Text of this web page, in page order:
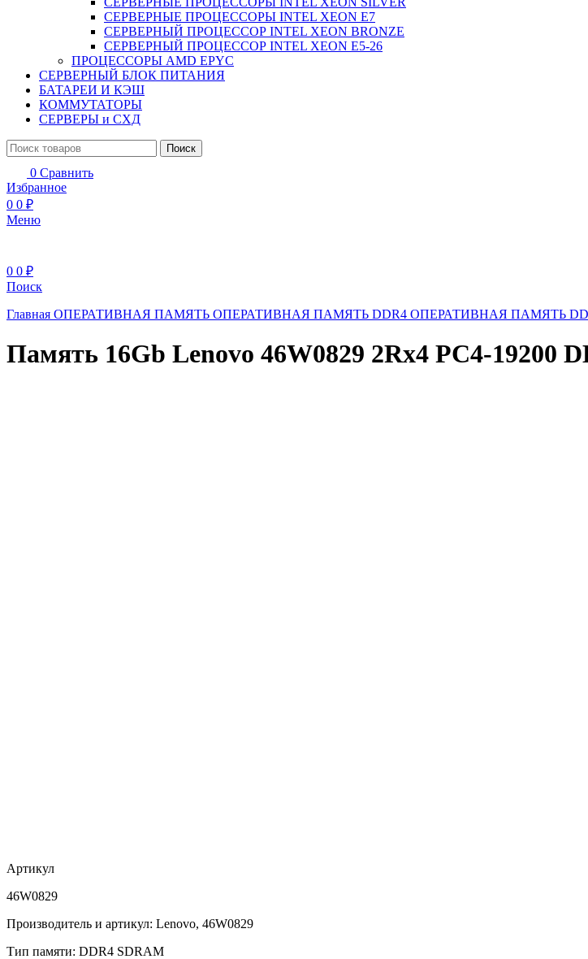
СЕРВЕРНЫЕ ПРОЦЕССОРЫ INTEL XEON Е7
СЕРВЕРНЫЙ ПРОЦЕССОР INTEL XEON BRONZE
СЕРВЕРНЫЙ ПРОЦЕССОР INTEL XEON Е5-26
ПРОЦЕССОРЫ AMD EPYC
СЕРВЕРНЫЙ БЛОК ПИТАНИЯ
БАТАРЕИ И КЭШ
КОММУТАТОРЫ
СЕРВЕРЫ и СХД
Поиск
0 Сравнить
Избранное
0 0 ₽
Меню
0 0 ₽
Поиск
Главная ОПЕРАТИВНАЯ ПАМЯТЬ ОПЕРАТИВНАЯ ПАМЯТЬ DDR4 ОПЕРАТИВНАЯ ПАМЯТЬ
Память 16Gb Lenovo 46W0829 2Rx4 PC4-19200
Артикул
46W0829
Производитель и артикул: Lenovo, 46W0829
Тип памяти: DDR4 SDRAM